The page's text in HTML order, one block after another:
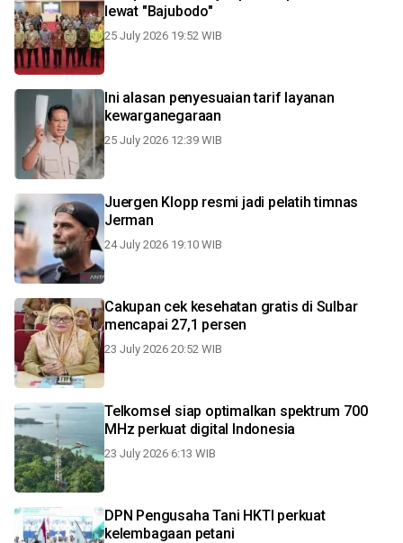
lewat "Bajubodo"
25 July 2026 19:52 WIB
Ini alasan penyesuaian tarif layanan
kewarganegaraan
25 July 2026 12:39 WIB
Juergen Klopp resmi jadi pelatih timnas
Jerman
24 July 2026 19:10 WIB
Cakupan cek kesehatan gratis di Sulbar
mencapai 27,1 persen
23 July 2026 20:52 WIB
Telkomsel siap optimalkan spektrum 700
MHz perkuat digital Indonesia
23 July 2026 6:13 WIB
DPN Pengusaha Tani HKTI perkuat
kelembagaan petani